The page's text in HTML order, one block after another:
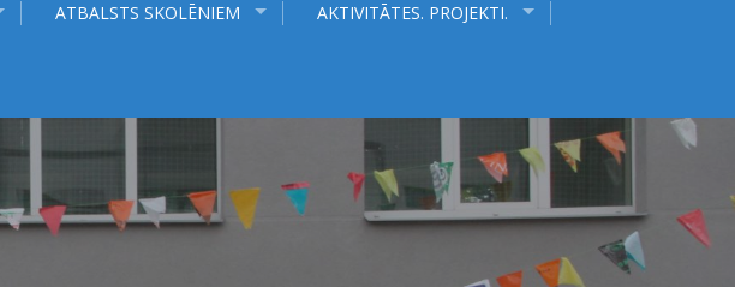
ATBALSTS SKOLĒNIEM AKTIVITĀTES. PROJEKTI.